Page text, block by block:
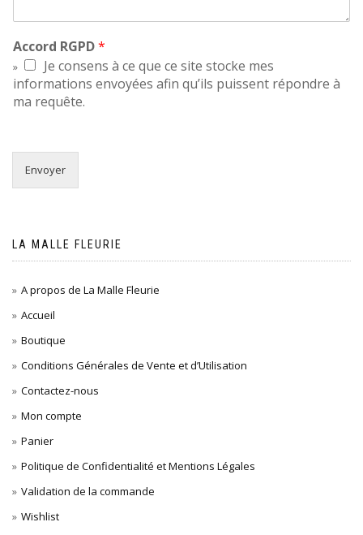
Accord RGPD*
Je consens à ce que ce site stocke mes
informations envoyées afin qu’ils puissent répondre à
ma requête.
Envoyer
LA MALLE FLEURIE
A propos de La Malle Fleurie
Accueil
Boutique
Conditions Générales de Vente et d’Utilisation
Contactez-nous
Mon compte
Panier
Politique de Confidentialité et Mentions Légales
Validation de la commande
Wishlist